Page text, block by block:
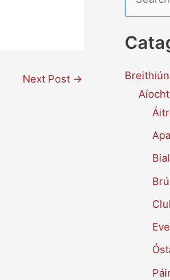
Next Post →
e
a
c
Aíocht
Brú